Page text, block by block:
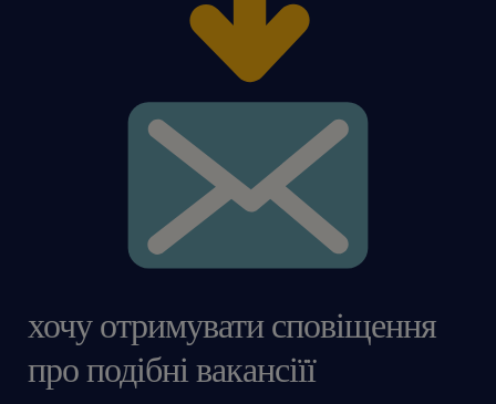
хочу отримувати сповіщення
про подібні вакансіїї